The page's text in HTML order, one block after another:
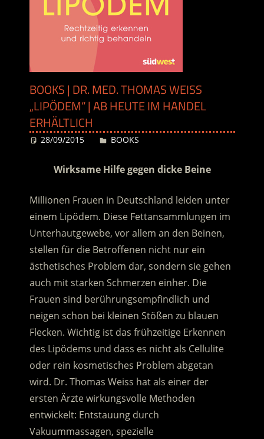
BOOKS | DR. MED. THOMAS WEISS
„LIPÖDEM“ | AB HEUTE IM HANDEL
ERHÄLTLICH
28/09/2015 Desiree
BOOKS
Wirksame Hilfe gegen dicke Beine
Millionen Frauen in Deutschland leiden unter
einem Lipödem. Diese Fettansammlungen im
Unterhautgewebe, vor allem an den Beinen,
stellen für die Betroffenen nicht nur ein
ästhetisches Problem dar, sondern sie gehen
auch mit starken Schmerzen einher. Die
Frauen sind berührungsempfindlich und
neigen schon bei kleinen Stößen zu blauen
Flecken. Wichtig ist das frühzeitige Erkennen
des Lipödems und dass es nicht als Cellulite
oder rein kosmetisches Problem abgetan
wird. Dr. Thomas Weiss hat als einer der
ersten Ärzte wirkungsvolle Methoden
entwickelt: Entstauung durch
Vakuummassagen, spezielle